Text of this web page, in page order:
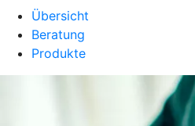
Übersicht
Beratung
Produkte